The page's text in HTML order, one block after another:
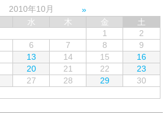
2010年10月
水 木 金
土
1
2
6 7 8
9
13 14 15
16
20 21 22
23
27 28 29
30